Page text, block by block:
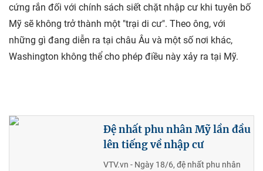
cứng rắn đối với chính sách siết chặt nhập cư khi tuyên bố
Mỹ sẽ không trở thành một "trại di cư". Theo ông, với
những gì đang diễn ra tại châu Âu và một số nơi khác,
Washington không thể cho phép điều này xảy ra tại Mỹ.
Đệ nhất phu nhân Mỹ lần đầu
lên tiếng về nhập cư
VTV.vn - Ngày 18/6, đệ nhất phu nhân